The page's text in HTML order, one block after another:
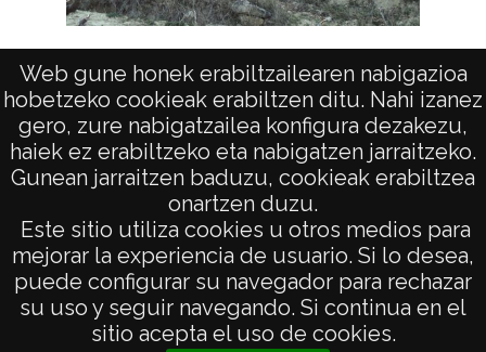
Web gune honek erabiltzailearen nabigazioa
hobetzeko cookieak erabiltzen ditu. Nahi izanez
gero, zure nabigatzailea konfigura dezakezu,
haiek ez erabiltzeko eta nabigatzen jarraitzeko.
Gunean jarraitzen baduzu, cookieak erabiltzea
onartzen duzu.
Este sitio utiliza cookies u otros medios para
mejorar la experiencia de usuario. Si lo desea,
puede configurar su navegador para rechazar
su uso y seguir navegando. Si continua en el
sitio acepta el uso de cookies.
AVISO LEGAL
POLÍTICA DE PRIVACIDAD
ACCESIBILIDAD
ATENCIÓN CIUDADANA